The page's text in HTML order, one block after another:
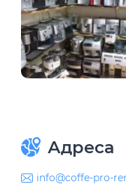
Адреса
info@coffe-pro-